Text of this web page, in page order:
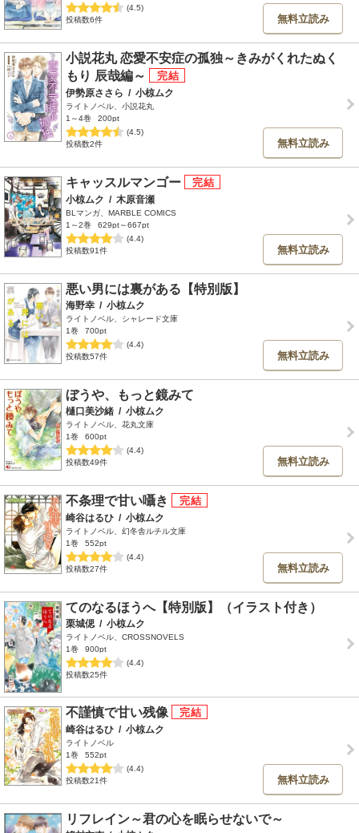
(4.5)
投稿数6件
無料立読み
小説花丸 恋愛不安症の孤独～きみがくれたぬく
もり 辰哉編～
伊勢原ささら / 小椋ムク
ライトノベル、小説花丸
1～4巻
200pt
(4.5)
投稿数2件
無料立読み
キャッスルマンゴー
小椋ムク / 木原音瀬
BLマンガ、MARBLE COMICS
1～2巻
629pt～667pt
(4.4)
投稿数91件
無料立読み
悪い男には裏がある【特別版】
海野幸 / 小椋ムク
ライトノベル、シャレード文庫
1巻
700pt
(4.4)
投稿数57件
無料立読み
ぼうや、もっと鏡みて
樋口美沙緒 / 小椋ムク
ライトノベル、花丸文庫
1巻
600pt
(4.4)
投稿数49件
無料立読み
不条理で甘い囁き
崎谷はるひ / 小椋ムク
ライトノベル、幻冬舎ルチル文庫
1巻
552pt
(4.4)
投稿数27件
無料立読み
てのなるほうへ【特別版】（イラスト付き）
栗城偲 / 小椋ムク
ライトノベル、CROSSNOVELS
1巻
900pt
(4.4)
投稿数25件
不謹慎で甘い残像
崎谷はるひ / 小椋ムク
ライトノベル
1巻
552pt
(4.4)
投稿数21件
無料立読み
リフレイン～君の心を眠らせないで～